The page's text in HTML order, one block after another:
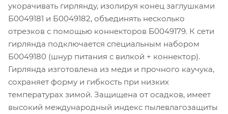
укорачивать гирлянду, изолируя конец заглушками
Б0049181 и Б0049182, объединять несколько
отрезков с помощью коннекторов Б0049179. К сети
гирлянда подключается специальным набором
Б0049180 (шнур питания с вилкой + коннектор).
Гирлянда изготовлена из меди и прочного каучука,
сохраняет форму и гибкость при низких
температурах зимой. Защищена от осадков, имеет
высокий международный индекс пылевлагозащиты